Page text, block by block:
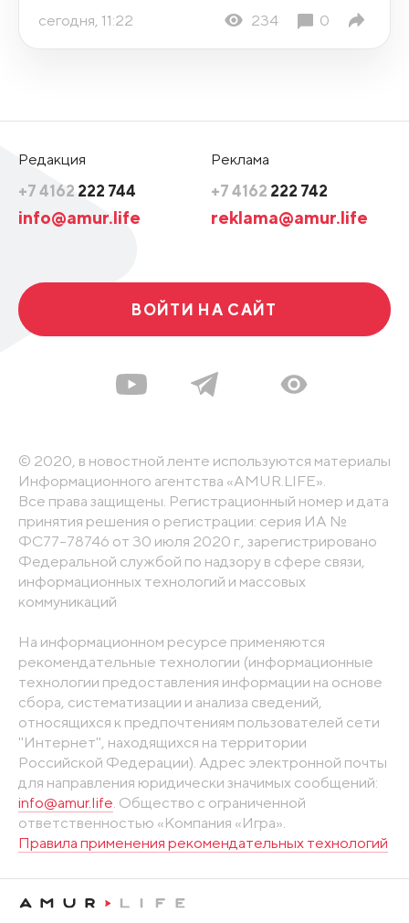
сегодня, 11:22 234 0
Редакция
+7 4162 222 744
info@amur.life
Реклама
+7 4162 222 742
reklama@amur.life
ВОЙТИ НА САЙТ
© 2020, в новостной ленте используются материалы
Информационного агентства «AMUR.LIFE».
Все права защищены. Регистрационный номер и дата
принятия решения о регистрации: серия ИА №
ФС77-78746 от 30 июля 2020 г., зарегистрировано
Федеральной службой по надзору в сфере связи,
информационных технологий и массовых
коммуникаций
На информационном ресурсе применяются
рекомендательные технологии (информационные
технологии предоставления информации на основе
сбора, систематизации и анализа сведений,
относящихся к предпочтениям пользователей сети
"Интернет", находящихся на территории
Российской Федерации). Адрес электронной почты
для направления юридически значимых сообщений:
info@amur.life . Общество с ограниченной
ответственностью «Компания «Игра».
Правила применения рекомендательных технологий